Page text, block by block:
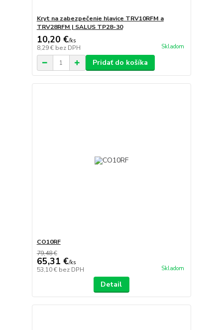
Kryt na zabezpečenie hlavice TRV10RFM a
TRV28RFM | SALUS TP28-30
10,20 €/ks
8,29 € bez DPH Skladom
Pridať do košíka
CO10RF
79,48 €
65,31 €/ks
53,10 € bez DPH Skladom
Detail